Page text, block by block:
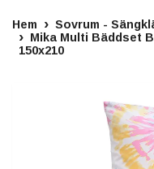
Hem Sovrum -
Mika Multi Bäddset
150x210